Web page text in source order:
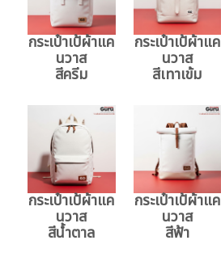
กระเป๋าเป้ผ้าแค
นวาส
สีครีม
กระเป๋าเป้ผ้าแค
นวาส
สีเทาเข้ม
กระเป๋าเป้ผ้าแค
นวาส
สีน้ำตาล
กระเป๋าเป้ผ้าแค
นวาส
สีฟ้า